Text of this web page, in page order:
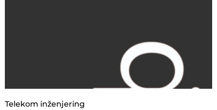
Telekom inženjering